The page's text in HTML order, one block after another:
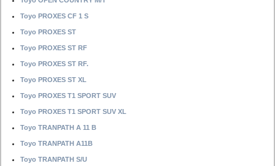
Toyo PROXES CF 1 S
Toyo PROXES ST
Toyo PROXES ST RF
Toyo PROXES ST RF.
Toyo PROXES ST XL
Toyo PROXES T1 SPORT SUV
Toyo PROXES T1 SPORT SUV XL
Toyo TRANPATH A 11 B
Toyo TRANPATH A11B
Toyo TRANPATH S/U